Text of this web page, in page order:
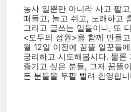
농사 일뿐만 아니라 사고 팔
떠들고, 놀고 쉬고, 노래하고
그리고 글쓰는 일들이나, 또
<모두의 정원>을 함께 만들
월 12일 이전에 꿈뜰 일꾼들
궁리하고 시도해봅시다. 물론
즐기고 싶은 분들, 그저 꿈뜰
든 분들을 두팔 벌려 환영합